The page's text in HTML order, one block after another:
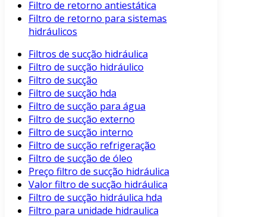
Filtro de retorno antiestática
Filtro de retorno para sistemas
hidráulicos
Filtros de sucção hidráulica
Filtro de sucção hidráulico
Filtro de sucção
Filtro de sucção hda
Filtro de sucção para água
Filtro de sucção externo
Filtro de sucção interno
Filtro de sucção refrigeração
Filtro de sucção de óleo
Preço filtro de sucção hidráulica
Valor filtro de sucção hidráulica
Filtro de sucção hidráulica hda
Filtro para unidade hidraulica